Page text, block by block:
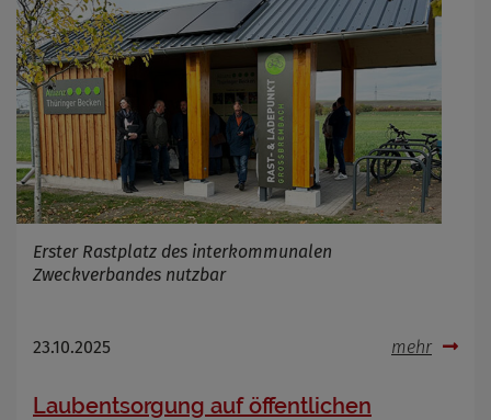
Erster Rastplatz des interkommunalen
Zweckverbandes nutzbar
23.10.2025 mehr
Laubentsorgung auf öffentlichen